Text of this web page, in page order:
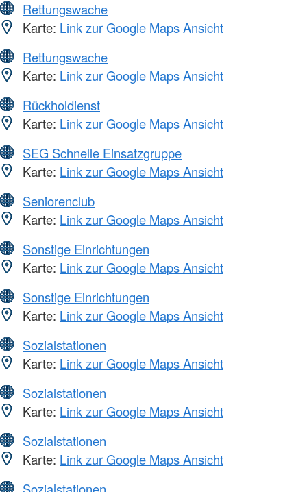
Rettungswache
Karte: Link zur Google Maps Ansicht
Rettungswache
Karte: Link zur Google Maps Ansicht
Rückholdienst
Karte: Link zur Google Maps Ansicht
SEG Schnelle Einsatzgruppe
Karte: Link zur Google Maps Ansicht
Seniorenclub
Karte: Link zur Google Maps Ansicht
Sonstige Einrichtungen
Karte: Link zur Google Maps Ansicht
Sonstige Einrichtungen
Karte: Link zur Google Maps Ansicht
Sozialstationen
Karte: Link zur Google Maps Ansicht
Sozialstationen
Karte: Link zur Google Maps Ansicht
Sozialstationen
Karte: Link zur Google Maps Ansicht
Sozialstationen